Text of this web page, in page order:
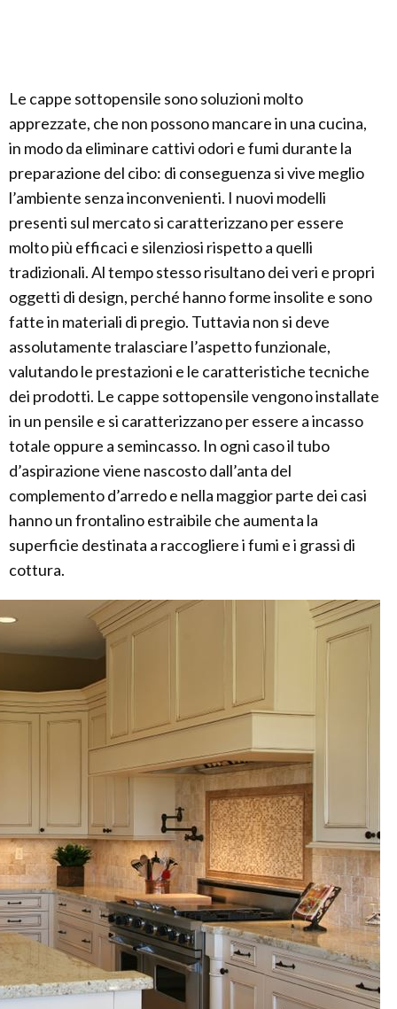
Le cappe sottopensile sono soluzioni molto
apprezzate, che non possono mancare in una cucina,
in modo da eliminare cattivi odori e fumi durante la
preparazione del cibo: di conseguenza si vive meglio
l’ambiente senza inconvenienti. I nuovi modelli
presenti sul mercato si caratterizzano per essere
molto più efficaci e silenziosi rispetto a quelli
tradizionali. Al tempo stesso risultano dei veri e propri
oggetti di design, perché hanno forme insolite e sono
fatte in materiali di pregio. Tuttavia non si deve
assolutamente tralasciare l’aspetto funzionale,
valutando le prestazioni e le caratteristiche tecniche
dei prodotti. Le cappe sottopensile vengono installate
in un pensile e si caratterizzano per essere a incasso
totale oppure a semincasso. In ogni caso il tubo
d’aspirazione viene nascosto dall’anta del
complemento d’arredo e nella maggior parte dei casi
hanno un frontalino estraibile che aumenta la
superficie destinata a raccogliere i fumi e i grassi di
cottura.